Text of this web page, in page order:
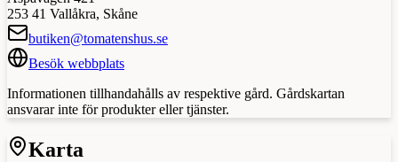
253 41 Vallåkra, Skåne
butiken@tomatenshus.se
Besök webbplats
Informationen tillhandahålls av respektive gård. Gårdskartan
ansvarar inte för produkter eller tjänster.
Karta